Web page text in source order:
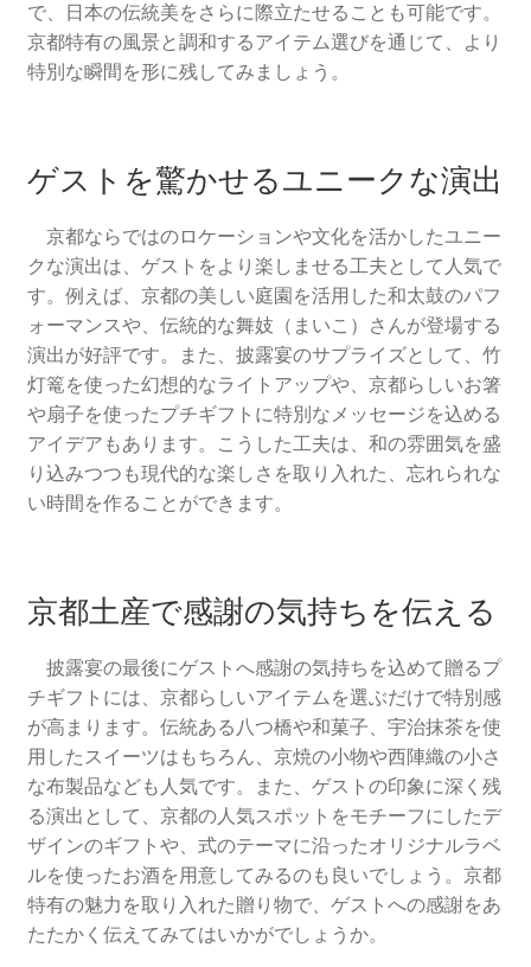
で、日本の伝統美をさらに際立たせることも可能です。
京都特有の風景と調和するアイテム選びを通じて、より
特別な瞬間を形に残してみましょう。
ゲストを驚かせるユニークな演出
京都ならではのロケーションや文化を活かしたユニー
クな演出は、ゲストをより楽しませる工夫として人気で
す。例えば、京都の美しい庭園を活用した和太鼓のパフ
ォーマンスや、伝統的な舞妓（まいこ）さんが登場する
演出が好評です。また、披露宴のサプライズとして、竹
灯篭を使った幻想的なライトアップや、京都らしいお箸
や扇子を使ったプチギフトに特別なメッセージを込める
アイデアもあります。こうした工夫は、和の雰囲気を盛
り込みつつも現代的な楽しさを取り入れた、忘れられな
い時間を作ることができます。
京都土産で感謝の気持ちを伝える
披露宴の最後にゲストへ感謝の気持ちを込めて贈るプ
チギフトには、京都らしいアイテムを選ぶだけで特別感
が高まります。伝統ある八つ橋や和菓子、宇治抹茶を使
用したスイーツはもちろん、京焼の小物や西陣織の小さ
な布製品なども人気です。また、ゲストの印象に深く残
る演出として、京都の人気スポットをモチーフにしたデ
ザインのギフトや、式のテーマに沿ったオリジナルラベ
ルを使ったお酒を用意してみるのも良いでしょう。京都
特有の魅力を取り入れた贈り物で、ゲストへの感謝をあ
たたかく伝えてみてはいかがでしょうか。